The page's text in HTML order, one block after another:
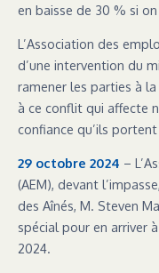
en baisse de 30 % si
L’Association des
d’une intervention du
ramener les parties à
à ce conflit qui affecte
confiance qu’ils
29 octobre 2024 –
(AEM), devant
des Aînés, M. Steven
spécial pour en arriver
2024.